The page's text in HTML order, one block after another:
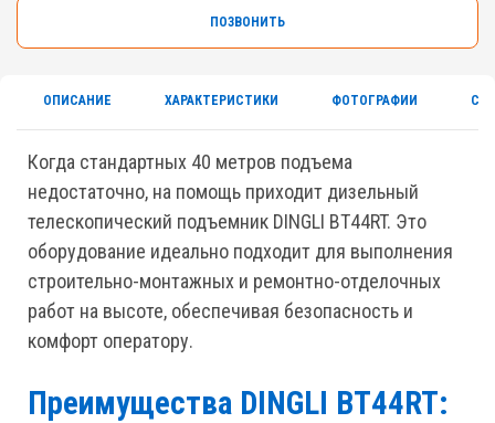
ПОЗВОНИТЬ
ОПИСАНИЕ ХАРАКТЕРИСТИКИ ФОТОГРАФИИ
Когда стандартных 40 метров подъема
недостаточно, на помощь приходит дизельный
телескопический подъемник DINGLI BT44RT. Это
оборудование идеально подходит для выполнения
строительно-монтажных и ремонтно-отделочных
работ на высоте, обеспечивая безопасность и
комфорт оператору.
Преимущества DINGLI BT44RT: